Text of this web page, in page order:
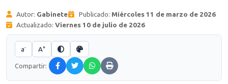
Autor: Gabinete Publicado: Miércoles 11 de marzo de 2026
Actualizado: Viernes 10 de julio de 2026
a- A+
Compartir: